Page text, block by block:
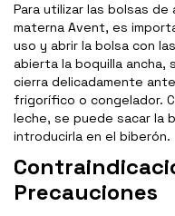
Para utilizar las bolsas
materna Avent, es
uso y abrir la bolsa con
abierta la boquilla ancha,
cierra delicadamente
frigorífico o congelador.
leche, se puede sacar la
introducirla en el biberón.
Precauciones